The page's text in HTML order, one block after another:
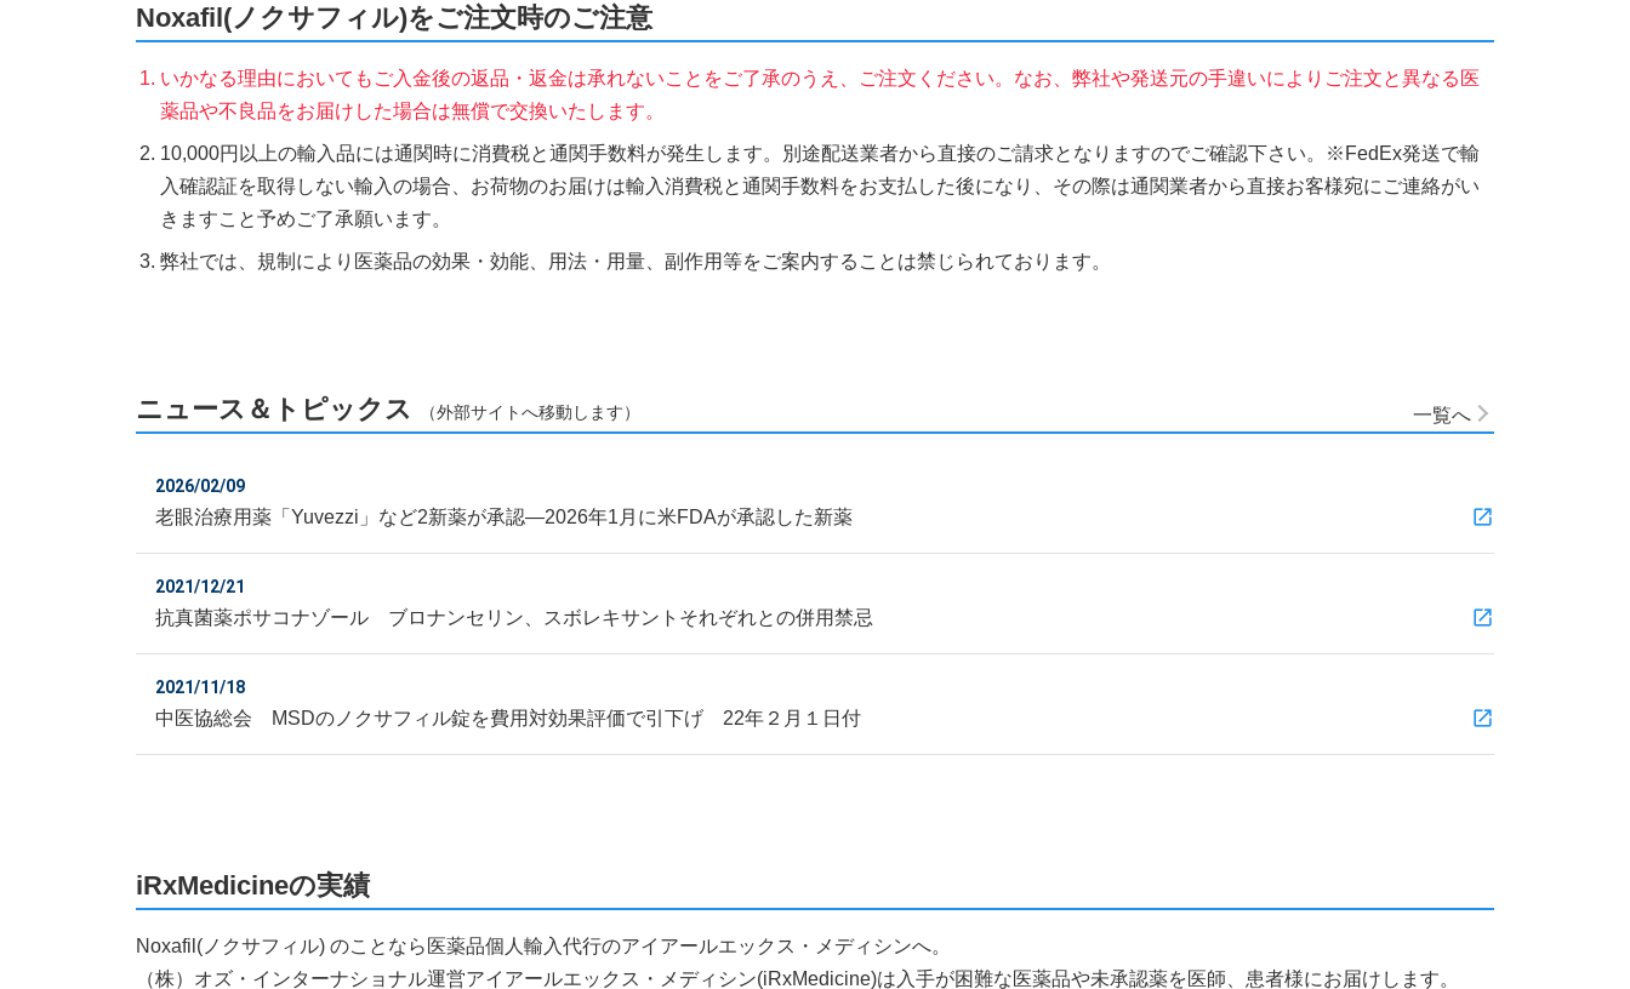
Noxafil(ノクサフィル)をご注文時のご注意
いかなる理由においてもご入金後の返品・返金は承れないことをご了承のうえ、ご注文ください。なお、弊社や発送元の手違いによりご注文と異なる医
薬品や不良品をお届けした場合は無償で交換いたします。
10,000円以上の輸入品には通関時に消費税と通関手数料が発生します。別途配送業者から直接のご請求となりますのでご確認下さい。※FedEx発送で輸
入確認証を取得しない輸入の場合、お荷物のお届けは輸入消費税と通関手数料をお支払した後になり、その際は通関業者から直接お客様宛にご連絡がい
きますこと予めご了承願います。
弊社では、規制により医薬品の効果・効能、用法・用量、副作用等をご案内することは禁じられております。
ニュース＆トピックス （外部サイトへ移動します） 一覧へ
2026/02/09
老眼治療用薬「Yuvezzi」など2新薬が承認―2026年1月に米FDAが承認した新薬
2021/12/21
抗真菌薬ポサコナゾール ブロナンセリン、スボレキサントそれぞれとの併用禁忌
2021/11/18
中医協総会 MSDのノクサフィル錠を費用対効果評価で引下げ 22年２月１日付
iRxMedicineの実績
Noxafil(ノクサフィル) のことなら医薬品個人輸入代行のアイアールエックス・メディシンへ。
（株）オズ・インターナショナル運営アイアールエックス・メディシン(iRxMedicine)は入手が困難な医薬品や未承認薬を医師、患者様にお届けします。